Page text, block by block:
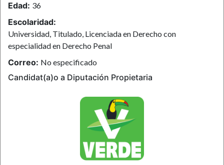
Edad: 36
Escolaridad:
Universidad, Titulado, Licenciada en Derecho con
especialidad en Derecho Penal
Correo: No especificado
Candidat(a)o a Diputación Propietaria